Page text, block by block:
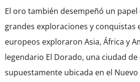
El oro también desempeñó un papel
grandes exploraciones y conquistas
europeos exploraron Asia, África y
legendario El Dorado, una ciudad de
supuestamente ubicada en el Nuevo